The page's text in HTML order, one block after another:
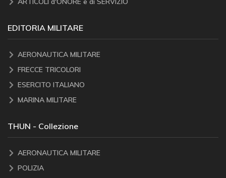
EDITORIA MILITARE
AERONAUTICA MILITARE
FRECCE TRICOLORI
ESERCITO ITALIANO
MARINA MILITARE
THUN - Collezione
AERONAUTICA MILITARE
POLIZIA